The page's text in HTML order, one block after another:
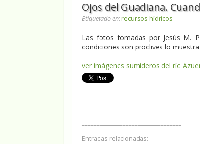
Ojos del Guadiana.
Etiquetado en: recursos hídricos
Las fotos tomadas por Jesús M.
condiciones son proclives lo muestra
ver imágenes sumideros del río
Entradas relacionadas: